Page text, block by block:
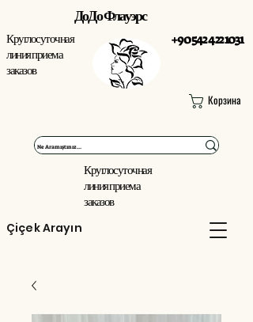
Круглосуточная
линия приема
заказов
+90 542 422 1031
ДоДо Флауэрс
Корзина
Çiçek Arayın
Круглосуточная
линия приема
заказов